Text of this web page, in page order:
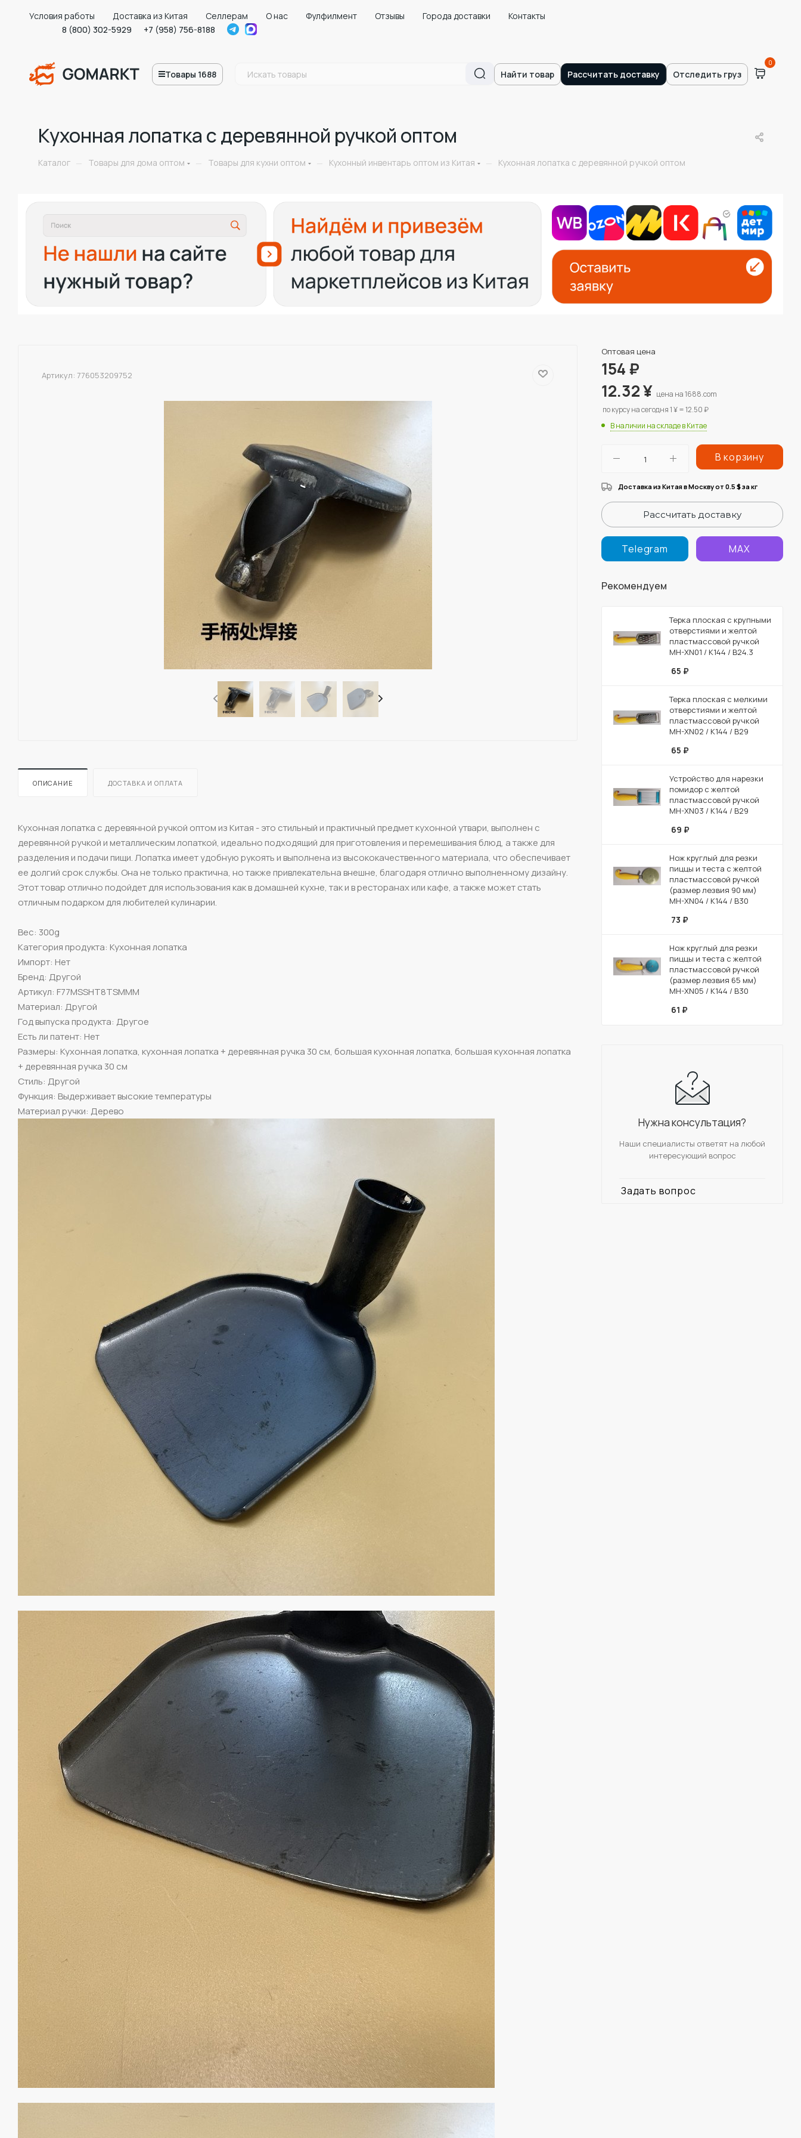
Условия работы Доставка из Китая Селлерам О нас Фулфилмент Отзывы Города доставки
Контакты
8 (800) 302-5929
+7 (958) 756-8188
Товары 1688 Найти товар Рассчитать доставку Отследить груз
0
Кухонная лопатка с деревянной ручкой оптом
Каталог — Товары для дома оптом — Товары для кухни оптом — Кухонный инвентарь оптом из Китая — Кухонная лопатка с деревянной ручкой оптом
Артикул: 776053209752
ОПИСАНИЕ ДОСТАВКА И ОПЛАТА
Кухонная лопатка с деревянной ручкой оптом из Китая - это стильный и практичный предмет кухонной утвари, выполнен с
деревянной ручкой и металлическим лопаткой, идеально подходящий для приготовления и перемешивания блюд, а также для
разделения и подачи пищи. Лопатка имеет удобную рукоять и выполнена из высококачественного материала, что обеспечивает
ее долгий срок службы. Она не только практична, но также привлекательна внешне, благодаря отлично выполненному дизайну.
Этот товар отлично подойдет для использования как в домашней кухне, так и в ресторанах или кафе, а также может стать
отличным подарком для любителей кулинарии.
Вес: 300g
Категория продукта: Кухонная лопатка
Импорт: Нет
Бренд: Другой
Артикул: F77MSSHT8TSMMM
Материал: Другой
Год выпуска продукта: Другое
Есть ли патент: Нет
Размеры: Кухонная лопатка, кухонная лопатка + деревянная ручка 30 см, большая кухонная лопатка, большая кухонная лопатка
+ деревянная ручка 30 см
Стиль: Другой
Функция: Выдерживает высокие температуры
Материал ручки: Дерево
Оптовая цена
154₽
12.32¥ цена на 1688.com
по курсу на сегодня 1 ¥ = 12.50 ₽
В наличии на складе в Китае
В корзину
Доставка из Китая в Москву от 0.5 $за кг
Рассчитать доставку
Telegram MAX
Рекомендуем
Терка плоская с крупными
отверстиями и желтой
пластмассовой ручкой
MH-XN01 / К144 / B24.3
65 ₽
Терка плоская с мелкими
отверстиями и желтой
пластмассовой ручкой
MH-XN02 / К144 / B29
65 ₽
Устройство для нарезки
помидор с желтой
пластмассовой ручкой
MH-XN03 / К144 / B29
69 ₽
Нож круглый для резки
пиццы и теста с желтой
пластмассовой ручкой
(размер лезвия 90 мм)
MH-XN04 / К144 / B30
73 ₽
Нож круглый для резки
пиццы и теста с желтой
пластмассовой ручкой
(размер лезвия 65 мм)
MH-XN05 / К144 / B30
61 ₽
Нужна консультация?
Наши специалисты ответят на любой
интересующий вопрос
Задать вопрос